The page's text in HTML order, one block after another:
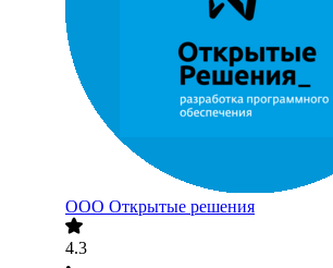
ООО Открытые решения
4.3